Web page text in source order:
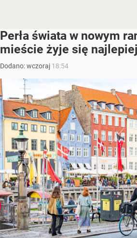
Perła świata w nowym
mieście żyje się najlepiej
Dodano:wczoraj 18:54